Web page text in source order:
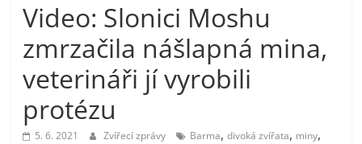
Video: Slonici Moshu
zmrzačila nášlapná mina,
veterináři jí vyrobili
protézu
5. 6. 2021 Zvířecí zprávy Barma,divoká zvířata, miny,